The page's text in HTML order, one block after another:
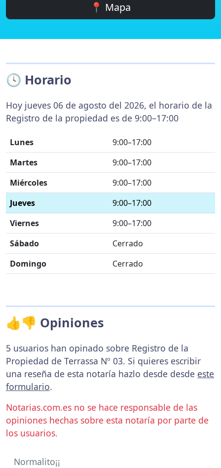
📍 Mapa
🕓 Horario
Hoy jueves 06 de agosto del 2026, el horario de la
Registro de la propiedad es de 9:00–17:00
Lunes
9:00–17:00
Martes
9:00–17:00
Miércoles
9:00–17:00
Jueves
9:00–17:00
Viernes
9:00–17:00
Sábado
Cerrado
Domingo
Cerrado
👍👎 Opiniones
5 usuarios han opinado sobre Registro de la
Propiedad de Terrassa Nº 03. Si quieres escribir
una reseña de esta notaría hazlo desde desde este
formulario.
Notarias.com.es no se hace responsable de las
opiniones hechas sobre esta notaría por parte de
los usuarios.
Normalito¡¡